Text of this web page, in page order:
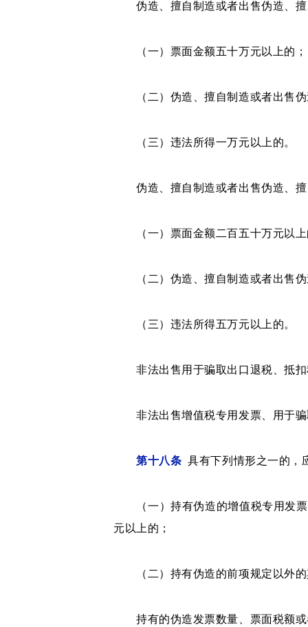
伪造、擅自制造或者出售伪造、擅
（一）票面金额五十万元以上的；
（二）伪造、擅自制造或者出售伪
（三）违法所得一万元以上的。
伪造、擅自制造或者出售伪造、擅
（一）票面金额二百五十万元以上
（二）伪造、擅自制造或者出售伪
（三）违法所得五万元以上的。
非法出售用于骗取出口退税、抵扣
非法出售增值税专用发票、用于骗
第十八条 具有下列情形之一的，
（一）持有伪造的增值税专用发票
元以上的；
（二）持有伪造的前项规定以外的
持有的伪造发票数量、票面税额或